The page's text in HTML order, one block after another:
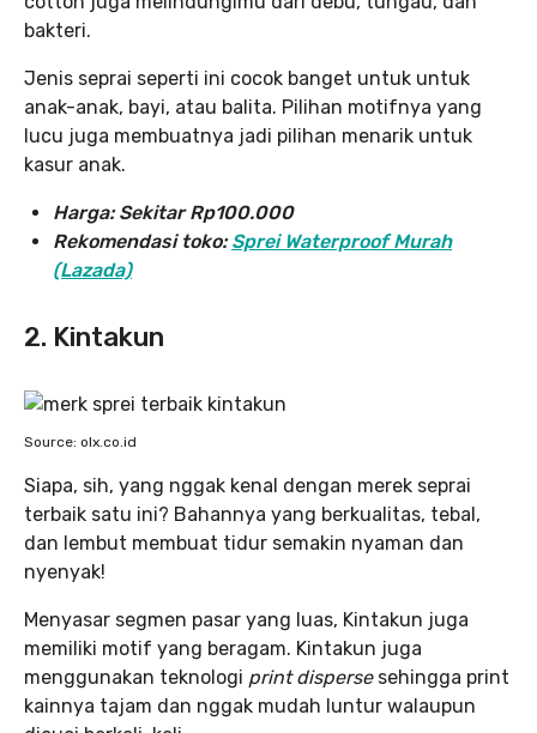
bakteri.
Jenis seprai seperti ini cocok banget untuk untuk
anak-anak, bayi, atau balita. Pilihan motifnya yang
lucu juga membuatnya jadi pilihan menarik untuk
kasur anak.
Harga: Sekitar Rp100.000
Rekomendasi toko: Sprei Waterproof Murah
(Lazada)
2. Kintakun
Source: olx.co.id
Siapa, sih, yang nggak kenal dengan merek seprai
terbaik satu ini? Bahannya yang berkualitas, tebal,
dan lembut membuat tidur semakin nyaman dan
nyenyak!
Menyasar segmen pasar yang luas, Kintakun juga
memiliki motif yang beragam. Kintakun juga
menggunakan teknologi print dispersesehingga print
kainnya tajam dan nggak mudah luntur walaupun